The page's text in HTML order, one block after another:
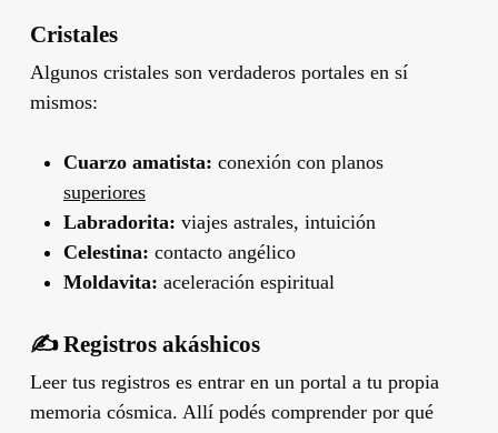
Cristales
Algunos cristales son verdaderos portales en sí
mismos:
Cuarzo amatista: conexión con planos
superiores
Labradorita: viajes astrales, intuición
Celestina: contacto angélico
Moldavita: aceleración espiritual
✍️ Registros akáshicos
Leer tus registros es entrar en un portal a tu propia
memoria cósmica. Allí podés comprender por qué